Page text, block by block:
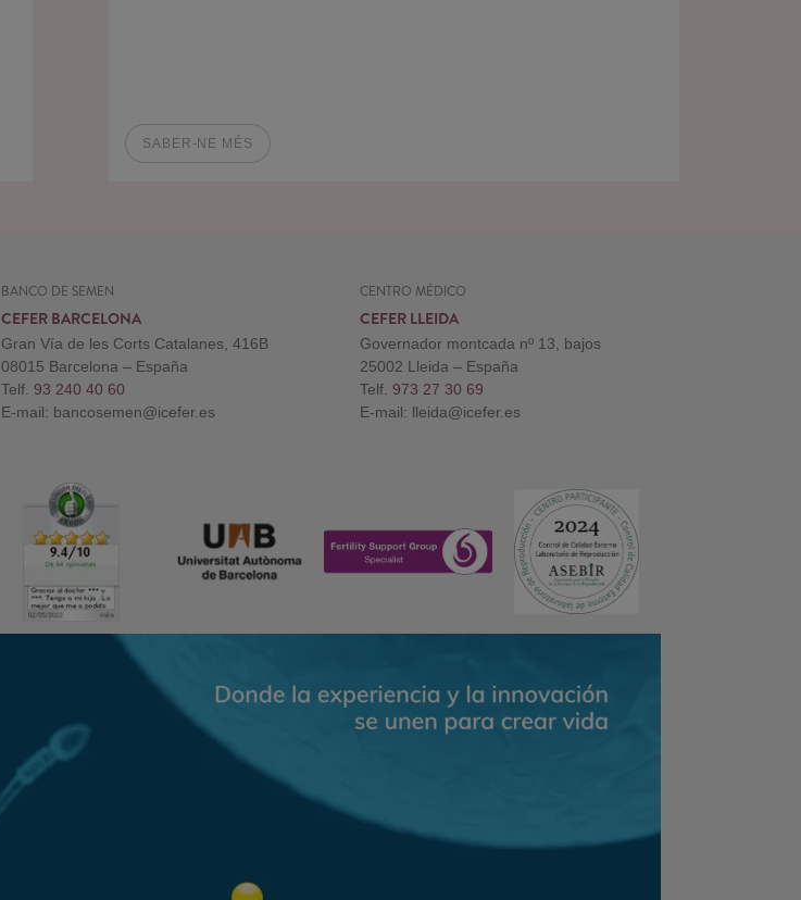
SABER-NE MÉS
BANCO DE SEMEN
CEFER BARCELONA
Gran Vía de les Corts Catalanes, 416B
08015 Barcelona – España
Telf. 93 240 40 60
E-mail: bancosemen@icefer.es
CENTRO MÉDICO
CEFER LLEIDA
Governador montcada nº 13, bajos
25002 Lleida – España
Telf. 973 27 30 69
E-mail: lleida@icefer.es